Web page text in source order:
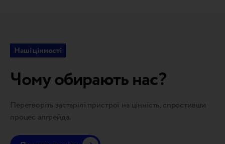
Наші цінності
Чому обирають нас?
Перетворіть застарілі пристрої на цінність, спростивши
процес апгрейда.